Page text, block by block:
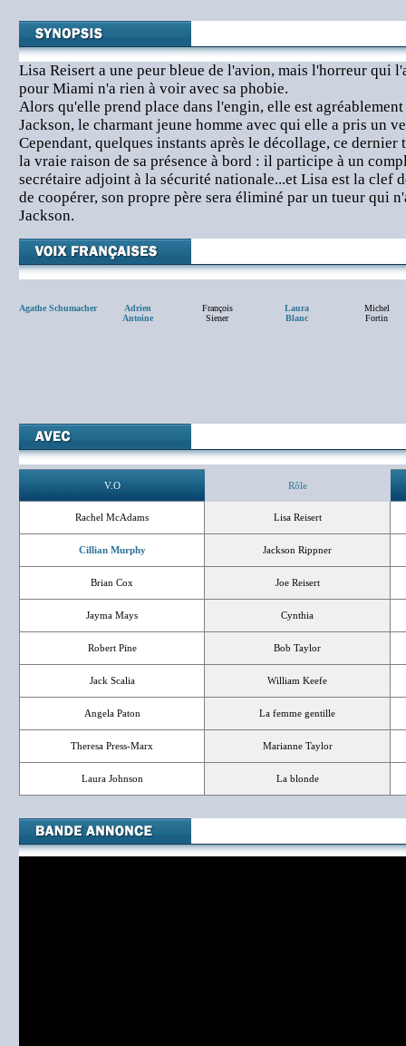
Lisa Reisert a une peur bleue de l'avion, mais l'horreur qui
pour Miami n'a rien à voir avec sa phobie.
Alors qu'elle prend place dans l'engin, elle est
Jackson, le charmant jeune homme avec qui elle a pris un
Cependant, quelques instants après le décollage, ce dernier
la vraie raison de sa présence à bord : il participe à un
secrétaire adjoint à la sécurité nationale...et Lisa est la clef
de coopérer, son propre père sera éliminé par un tueur qui
Jackson.
Agathe Schumacher
Adrien
Antoine
François
Siener
Laura
Blanc
Michel
Fortin
V.O Rôle
Rachel McAdams Lisa Reisert
Cillian Murphy Jackson Rippner
Brian Cox Joe Reisert
Jayma Mays Cynthia
Robert Pine Bob Taylor
Jack Scalia William Keefe
Angela Paton La femme gentille
Theresa Press-Marx Marianne Taylor
Laura Johnson La blonde